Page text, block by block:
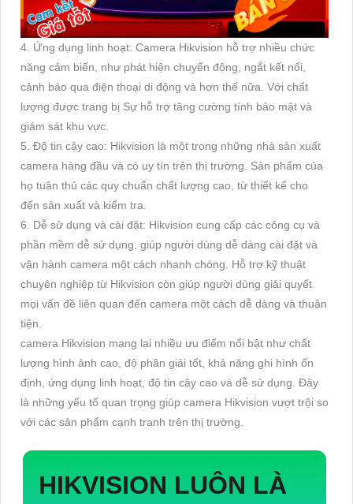
4. Ứng dụng linh hoạt: Camera Hikvision hỗ trợ nhiều chức
năng cảm biến, như phát hiện chuyển động, ngắt kết nối,
cảnh báo qua điện thoại di động và hơn thế nữa. Với chất
lượng được trang bị Sự hỗ trợ tăng cường tính bảo mật và
giám sát khu vực.
5. Độ tin cậy cao: Hikvision là một trong những nhà sản xuất
camera hàng đầu và có uy tín trên thị trường. Sản phẩm của
họ tuân thủ các quy chuẩn chất lượng cao, từ thiết kế cho
đến sản xuất và kiểm tra.
6. Dễ sử dụng và cài đặt: Hikvision cung cấp các công cụ và
phần mềm dễ sử dụng, giúp người dùng dễ dàng cài đặt và
vận hành camera một cách nhanh chóng. Hỗ trợ kỹ thuật
chuyên nghiệp từ Hikvision còn giúp người dùng giải quyết
mọi vấn đề liên quan đến camera một cách dễ dàng và thuận
tiện.
camera Hikvision mang lại nhiều ưu điểm nổi bật như chất
lượng hình ảnh cao, độ phân giải tốt, khả năng ghi hình ổn
định, ứng dụng linh hoạt, độ tin cậy cao và dễ sử dụng. Đây
là những yếu tố quan trọng giúp camera Hikvision vượt trội so
với các sản phẩm cạnh tranh trên thị trường.
HIKVISION LUÔN LÀ